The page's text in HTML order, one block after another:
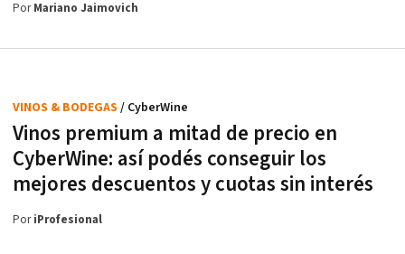
PorMariano Jaimovich
Vinos premium a mitad de precio en
CyberWine: así podés conseguir los
mejores descuentos y cuotas sin interés
VINOS & BODEGAS / CyberWine
PoriProfesional